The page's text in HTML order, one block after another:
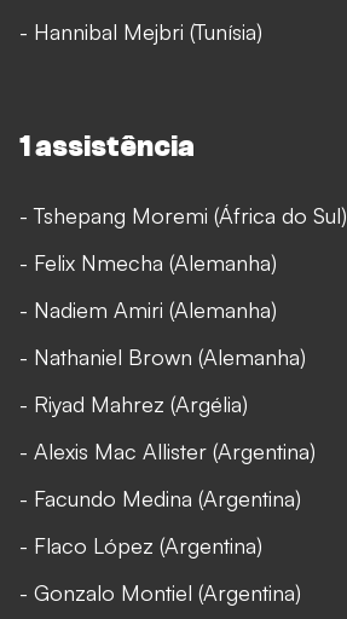
- Hannibal Mejbri (Tunísia)
1 assistência
- Tshepang Moremi (África do Sul)
- Felix Nmecha (Alemanha)
- Nadiem Amiri (Alemanha)
- Nathaniel Brown (Alemanha)
- Riyad Mahrez (Argélia)
- Alexis Mac Allister (Argentina)
- Facundo Medina (Argentina)
- Flaco López (Argentina)
- Gonzalo Montiel (Argentina)